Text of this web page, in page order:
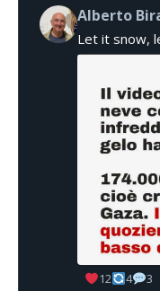
Alberto
Let it snow,
12 4 3